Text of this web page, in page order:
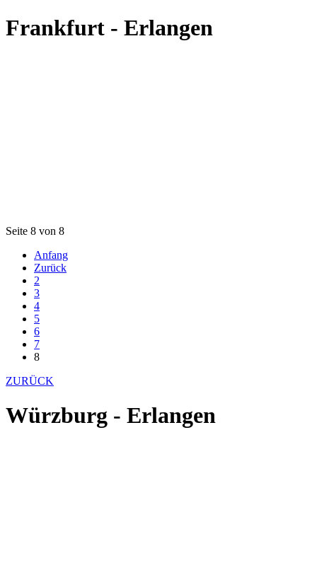
Frankfurt - Erlangen
Seite 8 von 8
Anfang
Zurück
2
3
4
5
6
7
8
ZURÜCK
Würzburg - Erlangen